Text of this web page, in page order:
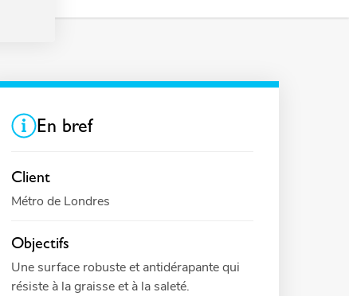
En bref
Client
Métro de Londres
Objectifs
Une surface robuste et antidérapante qui
résiste à la graisse et à la saleté.